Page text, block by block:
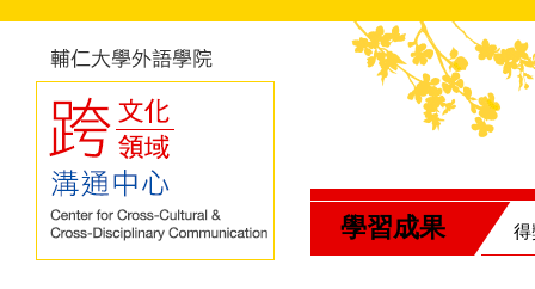
學習成果 得